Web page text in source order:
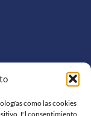
como las cookies
El consentimiento